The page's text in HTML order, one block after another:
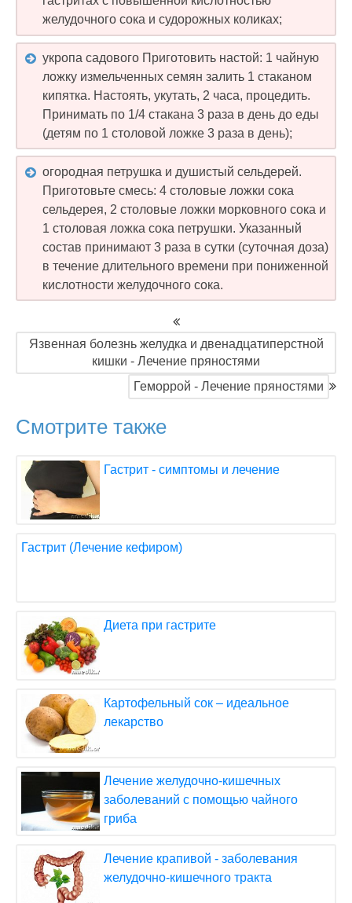
желудочного сока и судорожных коликах;
укропа садового Приготовить настой: 1 чайную
ложку измельченных семян залить 1 стаканом
кипятка. Настоять, укутать, 2 часа, процедить.
Принимать по 1/4 стакана 3 раза в день до еды
(детям по 1 столовой ложке 3 раза в день);
огородная петрушка и душистый сельдерей.
Приготовьте смесь: 4 столовые ложки сока
сельдерея, 2 столовые ложки морковного сока и
1 столовая ложка сока петрушки. Указанный
состав принимают 3 раза в сутки (суточная доза)
в течение длительного времени при пониженной
кислотности желудочного сока.
Язвенная болезнь желудка и двенадцатиперстной
кишки - Лечение пряностями
Геморрой - Лечение пряностями
Смотрите также
Гастрит - симптомы и лечение
Гастрит (Лечение кефиром)
Диета при гастрите
Картофельный сок – идеальное
лекарство
Лечение желудочно-кишечных
заболеваний с помощью чайного
гриба
Лечение крапивой - заболевания
желудочно-кишечного тракта